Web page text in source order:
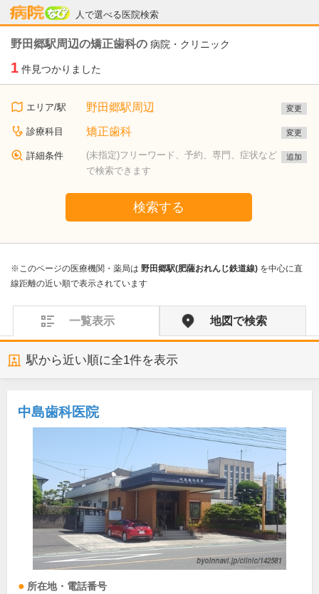
人で選べる医院検索
病院なび
野田郷駅周辺の矯正歯科の 病院・クリニック
1 件見つかりました
エリア/駅 野田郷駅周辺 変更
診療科目 矯正歯科 変更
詳細条件
(未指定)フリーワード、予約、専門、症状など
で検索できます
追加
検索する
※このページの医療機関・薬局は 野田郷駅(肥薩おれんじ鉄道線) を中心に直
線距離の近い順で表示されています
一覧表示 地図で検索
駅から近い順に全1件を表示
中島歯科医院
所在地・電話番号